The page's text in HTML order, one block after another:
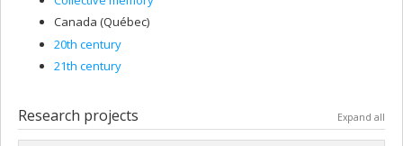
Canada (Québec)
20th century
21th century
Research projects Expand all